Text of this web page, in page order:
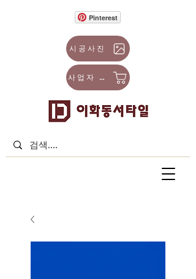
사업자 몰
시공사진
Pinterest